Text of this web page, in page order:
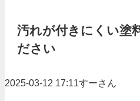
汚れが付きにくい塗
ださい
投稿日時：
2025-03-12 17:11 すーさん